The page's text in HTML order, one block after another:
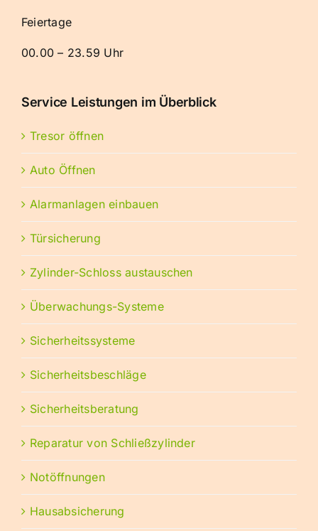
Feiertage
00.00 – 23.59 Uhr
Service Leistungen im Überblick
Tresor öffnen
Auto Öffnen
Alarmanlagen einbauen
Türsicherung
Zylinder-Schloss austauschen
Überwachungs-Systeme
Sicherheitssysteme
Sicherheitsbeschläge
Sicherheitsberatung
Reparatur von Schließzylinder
Notöffnungen
Hausabsicherung